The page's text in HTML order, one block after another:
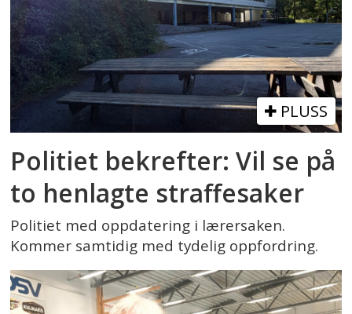
PLUSS
Politiet bekrefter: Vil se på
to henlagte straffesaker
Politiet med oppdatering i lærersaken.
Kommer samtidig med tydelig oppfordring.